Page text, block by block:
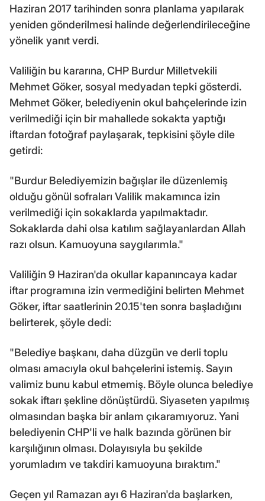
Haziran 2017 tarihinden sonra planlama yapılarak
yeniden gönderilmesi halinde değerlendirileceğine
yönelik yanıt verdi.
Valiliğin bu kararına, CHP Burdur Milletvekili
Mehmet Göker, sosyal medyadan tepki gösterdi.
Mehmet Göker, belediyenin okul bahçelerinde izin
verilmediği için bir mahallede sokakta yaptığı
iftardan fotoğraf paylaşarak, tepkisini şöyle dile
getirdi:
"Burdur Belediyemizin bağışlar ile düzenlemiş
olduğu gönül sofraları Valilik makamınca izin
verilmediği için sokaklarda yapılmaktadır.
Sokaklarda dahi olsa katılım sağlayanlardan Allah
razı olsun. Kamuoyuna saygılarımla."
Valiliğin 9 Haziran'da okullar kapanıncaya kadar
iftar programına izin vermediğini belirten Mehmet
Göker, iftar saatlerinin 20.15'ten sonra başladığını
belirterek, şöyle dedi:
"Belediye başkanı, daha düzgün ve derli toplu
olması amacıyla okul bahçelerini istemiş. Sayın
valimiz bunu kabul etmemiş. Böyle olunca belediye
sokak iftarı şekline dönüştürdü. Siyaseten yapılmış
olmasından başka bir anlam çıkaramıyoruz. Yani
belediyenin CHP'li ve halk bazında görünen bir
karşılığının olması. Dolayısıyla bu şekilde
yorumladım ve takdiri kamuoyuna bıraktım."
Geçen yıl Ramazan ayı 6 Haziran'da başlarken,